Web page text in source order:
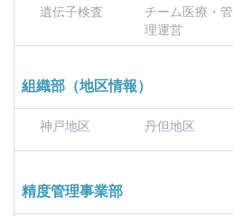
遺伝子検査
チーム医療・管
理運営
組織部（地区情報）
神戸地区 丹但地区
精度管理事業部